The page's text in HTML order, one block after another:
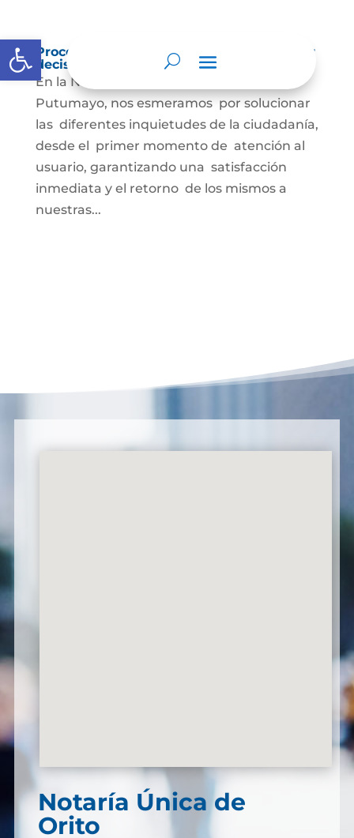
Abrir barra de herramientas
Procedimientos que se siguen para tomar
decisiones en las diferentes áreas
En la Notaría Única del Círculo de Orito
Putumayo, nos esmeramos por solucionar
las diferentes inquietudes de la ciudadanía,
desde el primer momento de atención al
usuario, garantizando una satisfacción
inmediata y el retorno de los mismos a
nuestras...
Notaría Única de
Orito